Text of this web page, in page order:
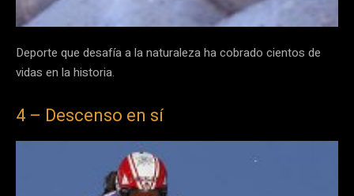
Deporte que desafía a la naturaleza ha cobrado cientos de
vidas en la historia.
4 – Descenso en sí